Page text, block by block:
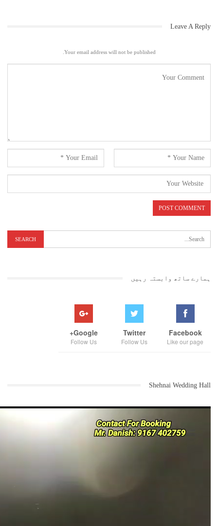
Leave A Reply
Your email address will not be published.
ہمارے ساتھ وابستہ رہیں
Facebook
Like our page
Twitter
Follow Us
Google+
Follow Us
Shehnai Wedding Hall